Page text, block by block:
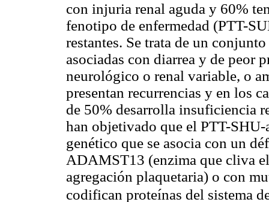
con injuria renal aguda y 60%
fenotipo de enfermedad (PTT-
restantes. Se trata de un
asociadas con diarrea y de peor
neurológico o renal variable, o
presentan recurrencias y en los
de 50% desarrolla insuficiencia
han objetivado que el PTT-
genético que se asocia con un
ADAMST13 (enzima que cliva
agregación plaquetaria) o con
codifican proteínas del sistema